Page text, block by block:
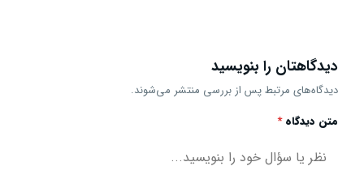
دیدگاهتان را بنویسید
دیدگاه‌های مرتبط پس از بررسی منتشر می‌شوند.
متن دیدگاه*